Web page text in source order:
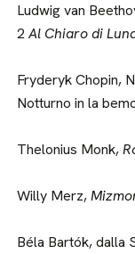
Ludwig van
2Al Chiaro di
Fryderyk Chopin,
Notturno in la
Thelonius Monk,
Willy Merz,
Béla Bartók, dalla